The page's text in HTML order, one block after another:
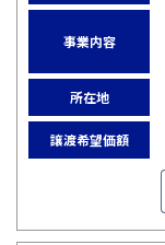
事業内容
所在地
譲渡希望価額